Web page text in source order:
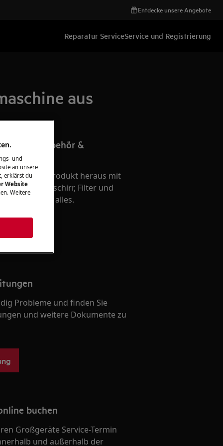
Entdecke unsere Angebote
Reparatur ServiceService und Registrierung
aus
Zubehör &
Produkt
aus Ihrem Produkt heraus mit
- Kochgeschirr, Filter und
- wir haben alles.
Probleme und finden Sie
und weitere Dokumente zu
buchen
Großgeräte Service-Termin
und außerhalb der
und
an unsere
erklärst du
Website
Weitere